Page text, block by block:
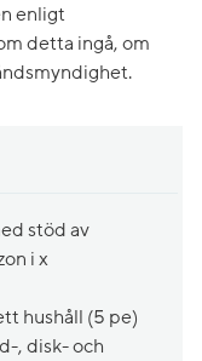
enligt
detta ingå, om
stöd av
i x
hushåll (5 pe)
, disk- och